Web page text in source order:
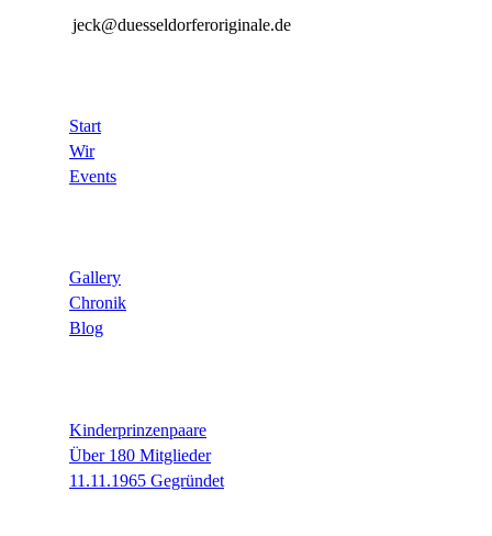
jeck@duesseldorferoriginale.de
Start
Wir
Events
Gallery
Chronik
Blog
Kinderprinzenpaare
Über 180 Mitglieder
11.11.1965 Gegründet